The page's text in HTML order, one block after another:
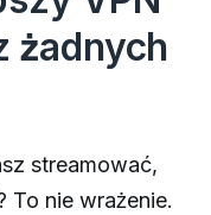
żadnych
streamować,
To nie wrażenie.